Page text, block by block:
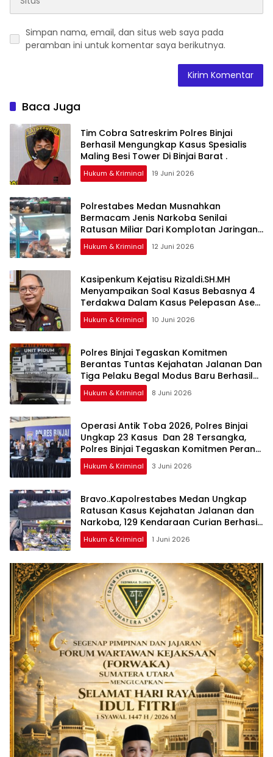
Simpan nama, email, dan situs web saya pada
peramban ini untuk komentar saya berikutnya.
Baca Juga
Tim Cobra Satreskrim Polres Binjai
Berhasil Mengungkap Kasus Spesialis
Maling Besi Tower Di Binjai Barat .
Hukum & Kriminal 19 Juni 2026
Polrestabes Medan Musnahkan
Bermacam Jenis Narkoba Senilai
Ratusan Miliar Dari Komplotan Jaringan
Internasional
Hukum & Kriminal 12 Juni 2026
Kasipenkum Kejatisu Rizaldi.SH.MH
Menyampaikan Soal Kasus Bebasnya 4
Terdakwa Dalam Kasus Pelepasan Aset
Perkebunan PTPN ll JPU, Akan Banding
Hukum & Kriminal 10 Juni 2026
Polres Binjai Tegaskan Komitmen
Berantas Tuntas Kejahatan Jalanan Dan
Tiga Pelaku Begal Modus Baru Berhasil
Diringkus Tim Cobra
Hukum & Kriminal 8 Juni 2026
Operasi Antik Toba 2026, Polres Binjai
Ungkap 23 Kasus Dan 28 Tersangka,
Polres Binjai Tegaskan Komitmen Perangi
Narkoba Di Wilayah Hukumnya
Hukum & Kriminal 3 Juni 2026
Bravo..Kapolrestabes Medan Ungkap
Ratusan Kasus Kejahatan Jalanan dan
Narkoba, 129 Kendaraan Curian Berhasil
Diamankan
Hukum & Kriminal 1 Juni 2026